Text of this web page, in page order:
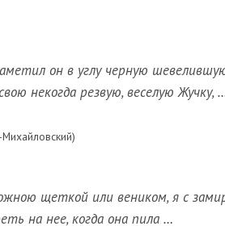
он в углу черную
некогда резвую, веселую Жучку,
щеткой или веником, я с
на нее, когда она пила …